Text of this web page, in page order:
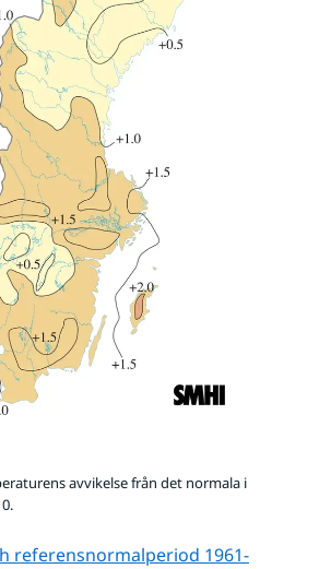
avvikelse från det normala i
referens­normalperiod 1961-